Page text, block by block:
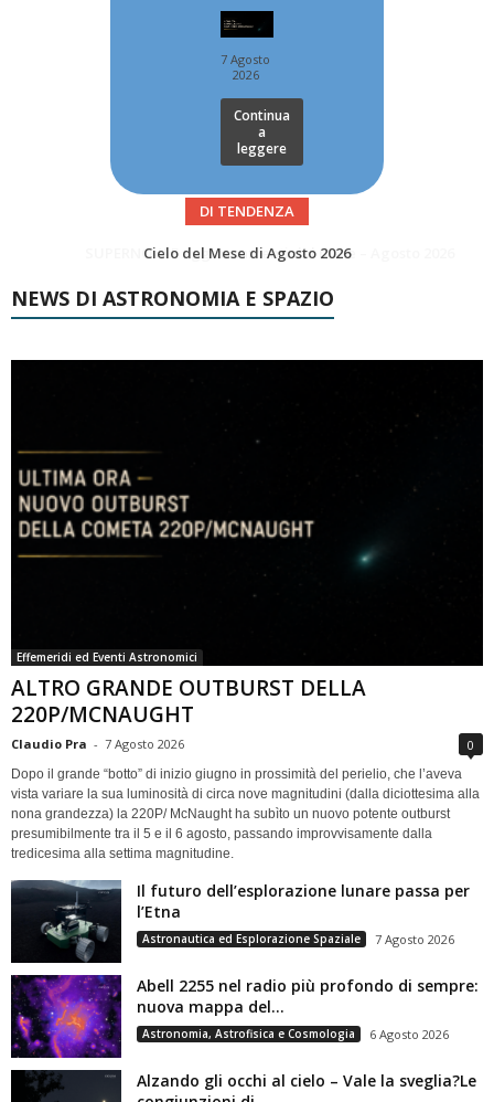
7 Agosto
2026
Continua
a
leggere
DI TENDENZA
SUPERNOVAE aggiornamenti del mese – Agosto 2026
Le Comete del mese di Agosto: LA 10P/TEMPEL AL PERIELIO
NEWS DI ASTRONOMIA E SPAZIO
Effemeridi ed Eventi Astronomici
ALTRO GRANDE OUTBURST DELLA
220P/MCNAUGHT
Claudio Pra - 7 Agosto 2026 0
Dopo il grande “botto” di inizio giugno in prossimità del perielio, che l’aveva
vista variare la sua luminosità di circa nove magnitudini (dalla diciottesima alla
nona grandezza) la 220P/ McNaught ha subìto un nuovo potente outburst
presumibilmente tra il 5 e il 6 agosto, passando improvvisamente dalla
tredicesima alla settima magnitudine.
Il futuro dell’esplorazione lunare passa per
l’Etna
Astronautica ed Esplorazione Spaziale 7 Agosto 2026
Abell 2255 nel radio più profondo di sempre:
nuova mappa del...
Astronomia, Astrofisica e Cosmologia 6 Agosto 2026
Alzando gli occhi al cielo – Vale la sveglia?Le